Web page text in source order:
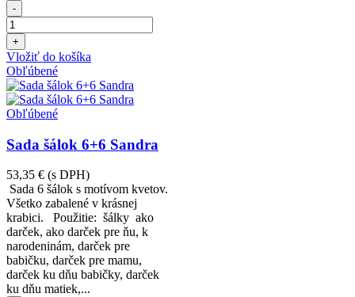
-
+
Vložiť do košíka
Obľúbené
Obľúbené
Sada šálok 6+6 Sandra
53,35 € (s DPH)
Sada 6 šálok s motívom kvetov.
Všetko zabalené v krásnej
krabici. Použitie: šálky ako
darček, ako darček pre ňu, k
narodeninám, darček pre
babičku, darček pre mamu,
darček ku dňu babičky, darček
ku dňu matiek,...